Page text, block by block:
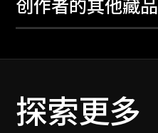
创作者的其他藏品
探索更多